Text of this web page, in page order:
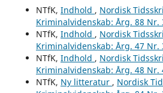
NTfK, Indhold , Nordisk
Kriminalvidenskab: Årg. 88 Nr.
NTfK, Indhold , Nordisk
Kriminalvidenskab: Årg. 47 Nr.
NTfK, Indhold , Nordisk
Kriminalvidenskab: Årg. 48 Nr.
NTfK, Ny litteratur , Nordisk